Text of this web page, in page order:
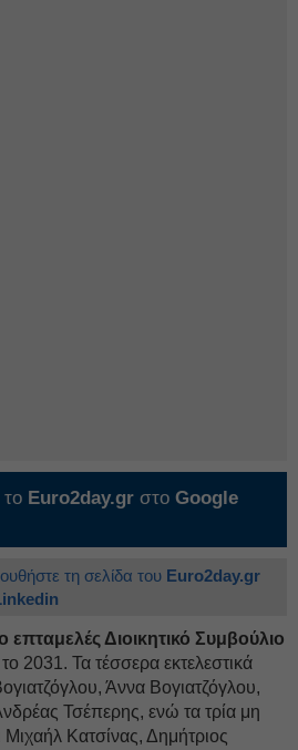
Euro2day.gr στο Google
τη σελίδα του Euro2day.gr
επταμελές Διοικητικό Συμβούλιο
2031. Τα τέσσερα εκτελεστικά
Άννα Βoγιατζόγλου,
Τσέπερης, ενώ τα τρία μη
Μιχαήλ Κατσίνας, Δημήτριος